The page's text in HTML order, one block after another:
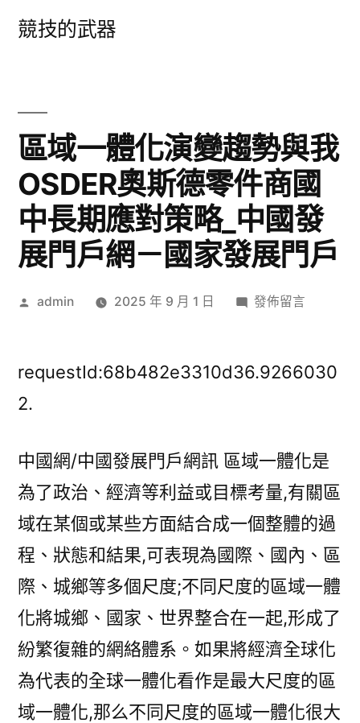
競技的武器
區域一體化演變趨勢與我
OSDER奧斯德零件商國
中長期應對策略_中國發
展門戶網－國家發展門戶
作
admin 2025 年 9 月 1 日
在
一
變
趨
勢
與
我
奧
斯
德
零
件
發佈留言
requestId:68b482e3310d36.9266030
2.
中國網/中國發展門戶網訊 區域一體化是
為了政治、經濟等利益或目標考量,有關區
域在某個或某些方面結合成一個整體的過
程、狀態和結果,可表現為國際、國內、區
際、城鄉等多個尺度;不同尺度的區域一體
化將城鄉、國家、世界整合在一起,形成了
紛繁復雜的網絡體系。如果將經濟全球化
為代表的全球一體化看作是最大尺度的區
域一體化,那么不同尺度的區域一體化很大